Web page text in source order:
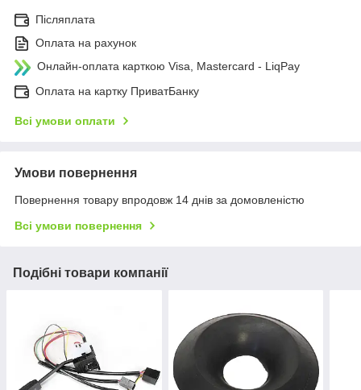
Післяплата
Оплата на рахунок
Онлайн-оплата карткою Visa, Mastercard - LiqPay
Оплата на картку ПриватБанку
Всі умови оплати
Умови повернення
Повернення товару впродовж 14 днів за домовленістю
Всі умови повернення
Подібні товари компанії